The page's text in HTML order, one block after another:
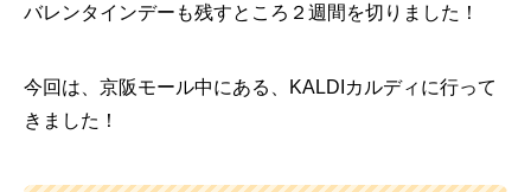
バレンタインデーも残すところ２週間を切りました！
今回は、京阪モール中にある、KALDIカルディに行って
きました！